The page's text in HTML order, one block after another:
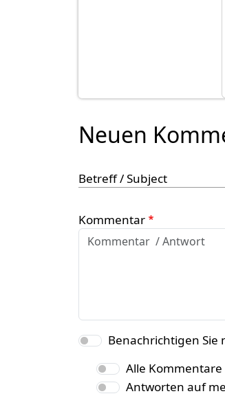
Neuen
Betreff / Subject
Kommentar
Benachrichtigen
Alle Kommentare
Antworten auf